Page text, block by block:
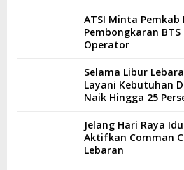
ATSI Minta
Pembongkaran
Operator
Selama Libur
Layani Kebutuhan
Naik Hingga 25
Jelang Hari Raya
Aktifkan Comman
Lebaran